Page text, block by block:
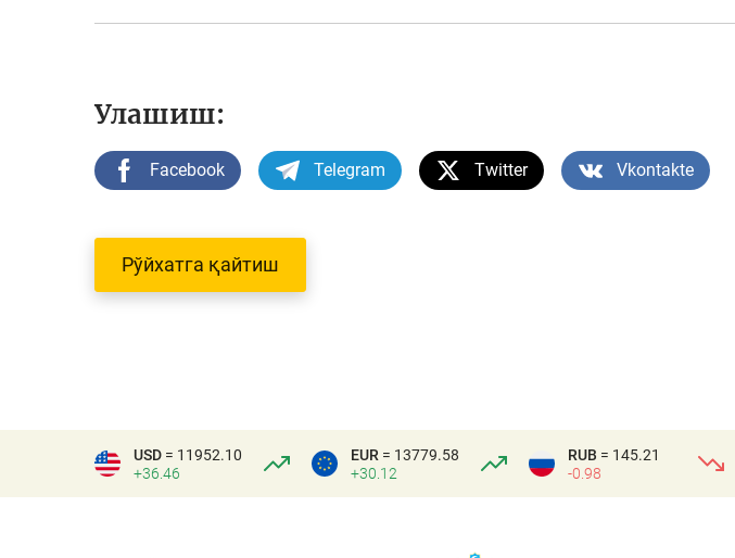
Улашиш:
Facebook Telegram Twitter Vkontakte
Рўйхатга қайтиш
USD = 11952.10
+36.46
EUR = 13779.58
+30.12
RUB = 145.21
-0.98